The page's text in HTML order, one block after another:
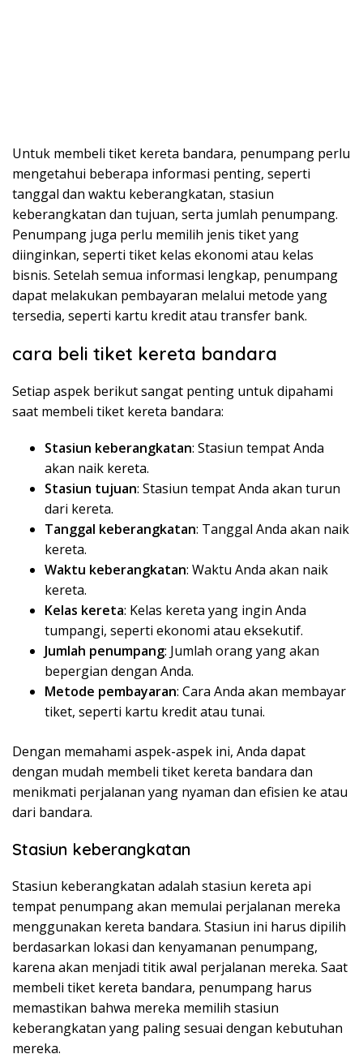
Untuk membeli tiket kereta bandara, penumpang perlu
mengetahui beberapa informasi penting, seperti
tanggal dan waktu keberangkatan, stasiun
keberangkatan dan tujuan, serta jumlah penumpang.
Penumpang juga perlu memilih jenis tiket yang
diinginkan, seperti tiket kelas ekonomi atau kelas
bisnis. Setelah semua informasi lengkap, penumpang
dapat melakukan pembayaran melalui metode yang
tersedia, seperti kartu kredit atau transfer bank.
cara beli tiket kereta bandara
Setiap aspek berikut sangat penting untuk dipahami
saat membeli tiket kereta bandara:
Stasiun keberangkatan: Stasiun tempat Anda
akan naik kereta.
Stasiun tujuan: Stasiun tempat Anda akan turun
dari kereta.
Tanggal keberangkatan: Tanggal Anda akan naik
kereta.
Waktu keberangkatan: Waktu Anda akan naik
kereta.
Kelas kereta: Kelas kereta yang ingin Anda
tumpangi, seperti ekonomi atau eksekutif.
Jumlah penumpang: Jumlah orang yang akan
bepergian dengan Anda.
Metode pembayaran: Cara Anda akan membayar
tiket, seperti kartu kredit atau tunai.
Dengan memahami aspek-aspek ini, Anda dapat
dengan mudah membeli tiket kereta bandara dan
menikmati perjalanan yang nyaman dan efisien ke atau
dari bandara.
Stasiun keberangkatan
Stasiun keberangkatan adalah stasiun kereta api
tempat penumpang akan memulai perjalanan mereka
menggunakan kereta bandara. Stasiun ini harus dipilih
berdasarkan lokasi dan kenyamanan penumpang,
karena akan menjadi titik awal perjalanan mereka. Saat
membeli tiket kereta bandara, penumpang harus
memastikan bahwa mereka memilih stasiun
keberangkatan yang paling sesuai dengan kebutuhan
mereka.